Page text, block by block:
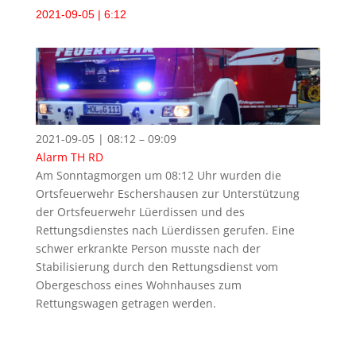
2021-09-05 | 6:12
2021-09-05 | 08:12 – 09:09
Alarm TH RD
Am Sonntagmorgen um 08:12 Uhr wurden die
Ortsfeuerwehr Eschershausen zur Unterstützung
der Ortsfeuerwehr Lüerdissen und des
Rettungsdienstes nach Lüerdissen gerufen. Eine
schwer erkrankte Person musste nach der
Stabilisierung durch den Rettungsdienst vom
Obergeschoss eines Wohnhauses zum
Rettungswagen getragen werden.